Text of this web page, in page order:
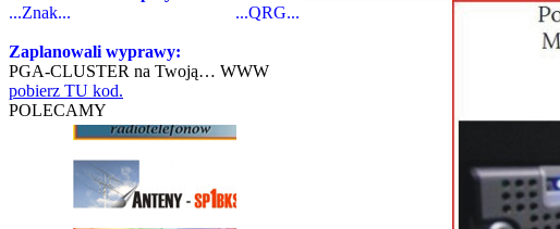
...Znak...
...QRG...
Zaplanowali wyprawy:
PGA-CLUSTER na Twoją… WWW
pobierz TU kod.
POLECAMY